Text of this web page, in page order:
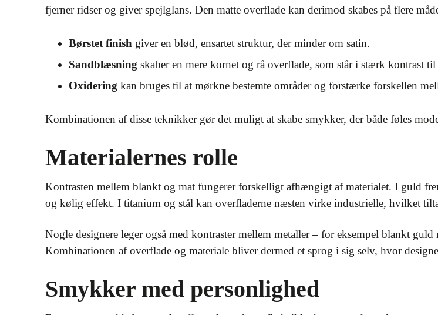
fjerner ridser og giver spejlglans. Den matte overflade kan derimod skabes på flere
Børstet finish giver en blød, ensartet struktur, der minder om satin.
Sandblæsning skaber en mere kornet og rå overflade, som står i stærk kontrast
Oxidering kan bruges til at mørkne bestemte områder og forstærke forskellen
Kombinationen af disse teknikker gør det muligt at skabe smykker, der både føles
Materialernes rolle
Kontrasten mellem blankt og mat fungerer forskelligt afhængigt af materialet. I guld
og kølig effekt. I titanium og stål kan overfladerne næsten virke industrielle, hvilket
Nogle designere leger også med kontraster mellem metaller – for eksempel blankt
Kombinationen af overflade og materiale bliver dermed et sprog i sig selv, hvor
Smykker med personlighed